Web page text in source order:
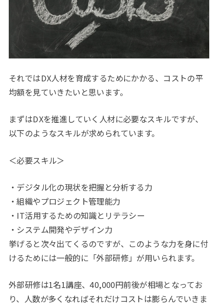
それではDX人材を育成するためにかかる、コストの平
均額を見ていきたいと思います。
まずはDXを推進していく人材に必要なスキルですが、
以下のようなスキルが求められています。
＜必要スキル＞
・デジタル化の現状を把握と分析する力
・組織やプロジェクト管理能力
・IT活用するための知識とリテラシー
・システム開発やデザイン力
挙げると次々出てくるのですが、このような力を身に付
けるためには一般的に「外部研修」が用いられます。
外部研修は1名1講座、40,000円前後が相場となってお
り、人数が多くなればそれだけコストは膨らんでいきま